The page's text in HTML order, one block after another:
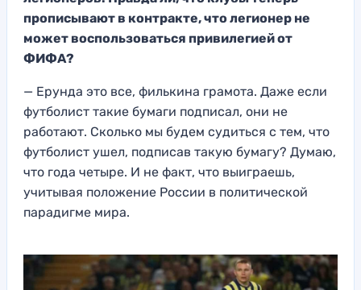
прописывают в контракте, что легионер не
может воспользоваться привилегией от
ФИФА?
— Ерунда это все, филькина грамота. Даже если
футболист такие бумаги подписал, они не
работают. Сколько мы будем судиться с тем, что
футболист ушел, подписав такую бумагу? Думаю,
что года четыре. И не факт, что выиграешь,
учитывая положение России в политической
парадигме мира.